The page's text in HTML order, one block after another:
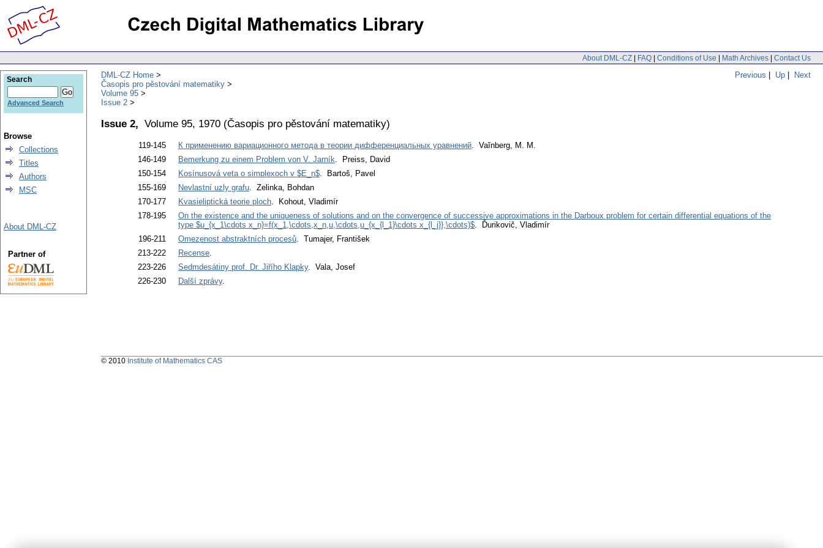
About DML-CZ | FAQ | Conditions of Use | Math Archives | Contact Us
Previous | Up | Next
DML-CZ Home
Časopis pro pěstování matematiky
Volume 95
Issue 2
Issue 2, Volume 95, 1970 (Časopis pro pěstování matematiky)
119-145 К применению вариационного метода в теории дифференциальных уравнений. Vaĭnberg, M. M.
146-149
Bemerkung zu einem Problem von V. Jarník. Preiss, David
150-154
Kosínusová veta o simplexoch v $E_n$. Bartoš, Pavel
155-169
Nevlastní uzly grafu. Zelinka, Bohdan
170-177
Kvasieliptická teorie ploch. Kohout, Vladimír
178-195
On the existence and the uniqueness of solutions and on the convergence of successive approximations in the Darboux problem for certain differential equations of the
type $u_{x_1\cdots x_n}=f(x_1,\cdots,x_n,u,\cdots,u_{x_{l_1}\cdots x_{l_j}},\cdots)$. Ďurikovič, Vladimír
196-211
Omezenost abstraktních procesů. Tumajer, František
213-222
Recense.
223-226
Sedmdesátiny prof. Dr. Jiřího Klapky. Vala, Josef
226-230
Další zprávy.
Search
Advanced Search
Browse
Collections
Titles
Authors
MSC
About DML-CZ
Partner of
© 2010 Institute of Mathematics CAS